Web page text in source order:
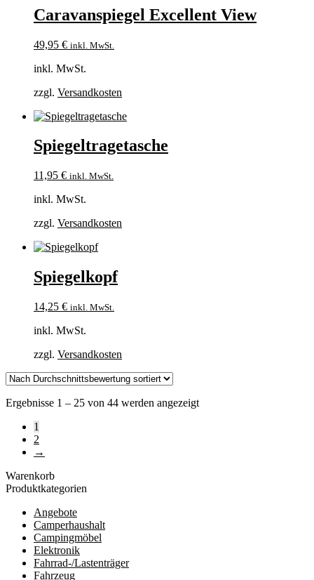
Caravanspiegel Excellent View
49,95 € inkl. MwSt.
inkl. MwSt.
zzgl. Versandkosten
Spiegeltragetasche
11,95 € inkl. MwSt.
inkl. MwSt.
zzgl. Versandkosten
Spiegelkopf
14,25 € inkl. MwSt.
inkl. MwSt.
zzgl. Versandkosten
Ergebnisse 1 – 25 von 44 werden angezeigtNach
1
2
→
Warenkorb
Produktkategorien
Angebote
Camperhaushalt
Campingmöbel
Elektronik
Fahrrad-/Lastenträger
Fahrzeug